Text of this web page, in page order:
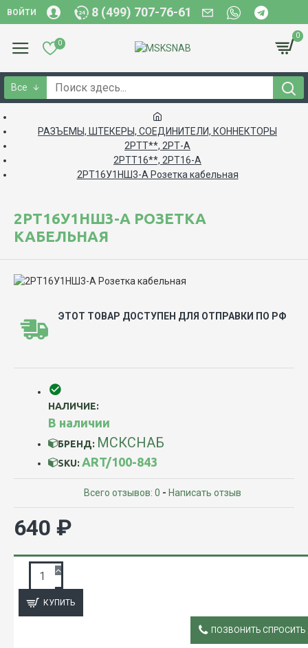
ВОЙТИ 8 (499) 707-76-61
0
0
Все
РАЗЪЕМЫ, ШТЕКЕРЫ, СОЕДИНИТЕЛИ, КОННЕКТОРЫ
2РТТ**, 2РТ-А
2РТТ16**, 2РТ16-А
2РТ16У1НШ3-А Розетка кабельная
2РТ16У1НШ3-А РОЗЕТКА
КАБЕЛЬНАЯ
ЭТОТ ТОВАР ДОСТУПЕН ДЛЯ ОТПРАВКИ ПО РФ
НАЛИЧИЕ:
В наличии
БРЕНД: МСКСНАБ
SKU: ART/100-843
Всего отзывов: 0 - Написать отзыв
640 ₽
КУПИТЬ
ПОЗВОНИТЬ СПРОСИТЬ